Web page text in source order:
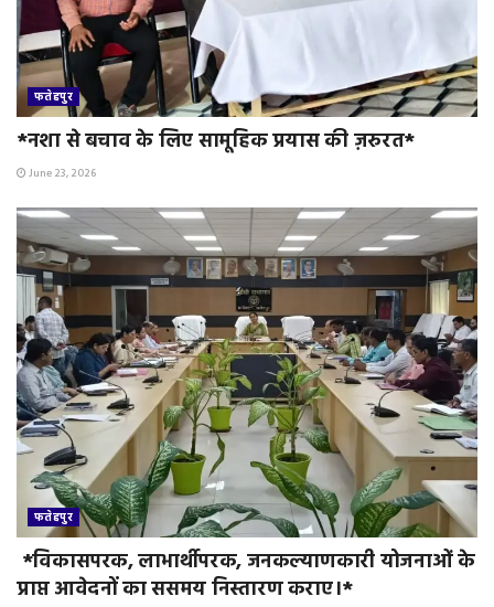
फतेहपुर
*नशा से बचाव के लिए सामूहिक प्रयास की ज़रुरत*
June 23, 2026
फतेहपुर
*विकासपरक, लाभार्थीपरक, जनकल्याणकारी योजनाओं के
प्राप्त आवेदनों का ससमय निस्तारण कराए।*